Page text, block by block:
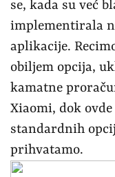
se, kada su već
implementirala
aplikacije.
obiljem opcija,
kamatne
Xiaomi, dok
standardnih
prihvatamo.